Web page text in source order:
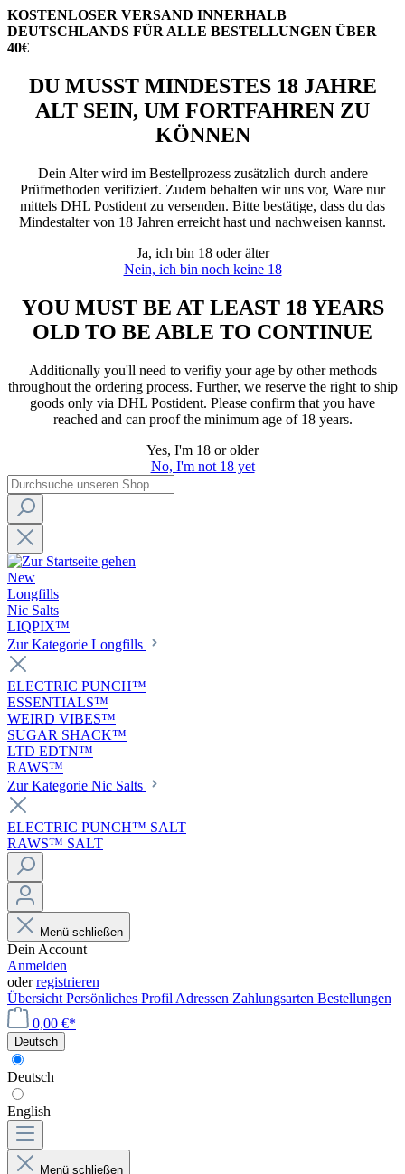
KOSTENLOSER VERSAND INNERHALB
DEUTSCHLANDS FÜR ALLE BESTELLUNGEN ÜBER
40€
DU MUSST MINDESTES 18 JAHRE
ALT SEIN, UM FORTFAHREN ZU
KÖNNEN
Dein Alter wird im Bestellprozess zusätzlich durch andere
Prüfmethoden verifiziert. Zudem behalten wir uns vor, Ware nur
mittels DHL Postident zu versenden. Bitte bestätige, dass du das
Mindestalter von 18 Jahren erreicht hast und nachweisen kannst.
Ja, ich bin 18 oder älter
Nein, ich bin noch keine 18
YOU MUST BE AT LEAST 18 YEARS
OLD TO BE ABLE TO CONTINUE
Additionally you'll need to verifiy your age by other methods
throughout the ordering process. Further, we reserve the right to ship
goods only via DHL Postident. Please confirm that you have
reached and can proof the minimum age of 18 years.
Yes, I'm 18 or older
No, I'm not 18 yet
New
Longfills
Nic Salts
LIQPIX™
Zur Kategorie Longfills
ELECTRIC PUNCH™
ESSENTIALS™
WEIRD VIBES™
SUGAR SHACK™
LTD EDTN™
RAWS™
Zur Kategorie Nic Salts
ELECTRIC PUNCH™ SALT
RAWS™ SALT
Menü schließen
Dein Account
Anmelden
oderregistrieren
Übersicht Persönliches Profil Adressen Zahlungsarten Bestellungen
0,00 €*
Deutsch
Deutsch
English
Menü schließen